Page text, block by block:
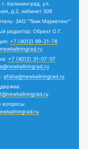
Калининград, ул.
д.2, кабинет 308
ЗАО "Твик Маркетинг"
редактор: Обрехт О.Г.
+7 (4012) 99-21-76
+7 (4012) 31-07-07
afisha@newkaliningrad.ru
вопросы: